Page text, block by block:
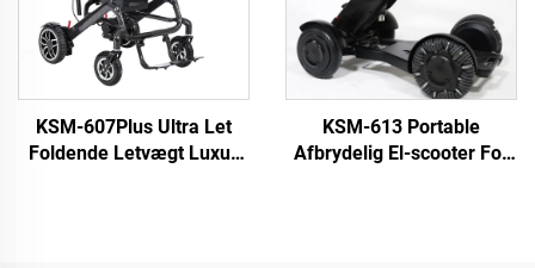
KSM-607Plus Ultra Let
Foldende Letvægt Luxus
KSM-613 Portable
Afbrydelig El-scooter For